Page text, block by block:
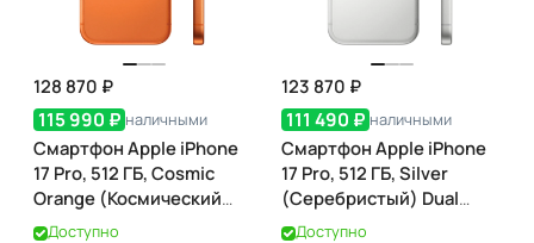
128 870 ₽
115 990 ₽ наличными
Смартфон Apple iPhone
17 Pro, 512 ГБ, Cosmic
Orange (Космический
оранжевый) SIM+eSIM
Доступно
123 870 ₽
111 490 ₽ наличными
Смартфон Apple iPhone
17 Pro, 512 ГБ, Silver
(Серебристый) Dual
eSIM
Доступно